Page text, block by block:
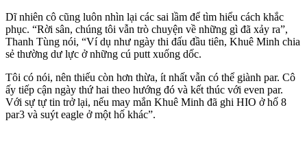
Dĩ nhiên cô cũng luôn nhìn lại các sai lầm để tìm hiểu cách khắc
phục. “Rời sân, chúng tôi vẫn trò chuyện về những gì đã xảy ra”,
Thanh Tùng nói, “Ví dụ như ngày thi đấu đầu tiên, Khuê Minh chia
sẻ thường dư lực ở những cú putt xuống dốc.
Tôi có nói, nên thiếu còn hơn thừa, ít nhất vẫn có thể giành par. Cô
ấy tiếp cận ngày thứ hai theo hướng đó và kết thúc với even par.
Với sự tự tin trở lại, nếu may mắn Khuê Minh đã ghi HIO ở hố 8
par3 và suýt eagle ở một hố khác”.